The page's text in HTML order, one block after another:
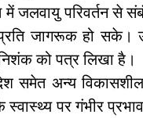
में जलवायु परिवर्तन से
जागरूक हो सके।
को पत्र लिखा है।
समेत अन्य
पर गंभीर